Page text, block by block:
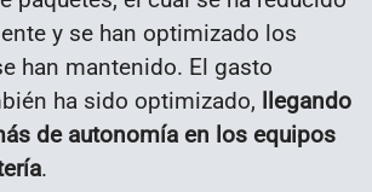
y se han optimizado los
han mantenido. El gasto
ha sido optimizado, llegando
de autonomía en los equipos
.